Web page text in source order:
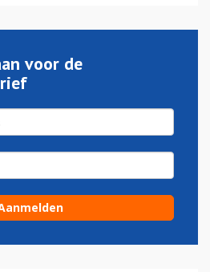
voor de